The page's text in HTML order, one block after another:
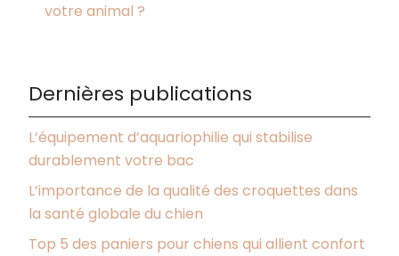
votre animal ?
Dernières publications
L’équipement d’aquariophilie qui stabilise
durablement votre bac
L’importance de la qualité des croquettes dans
la santé globale du chien
Top 5 des paniers pour chiens qui allient confort